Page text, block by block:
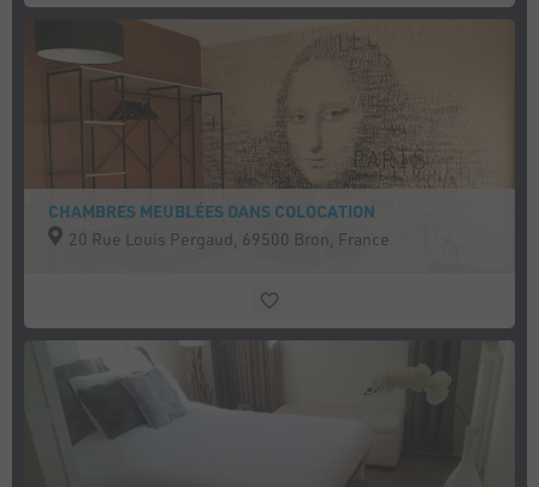
CHAMBRES MEUBLÉES DANS COLOCATION
20 Rue Louis Pergaud, 69500 Bron, France